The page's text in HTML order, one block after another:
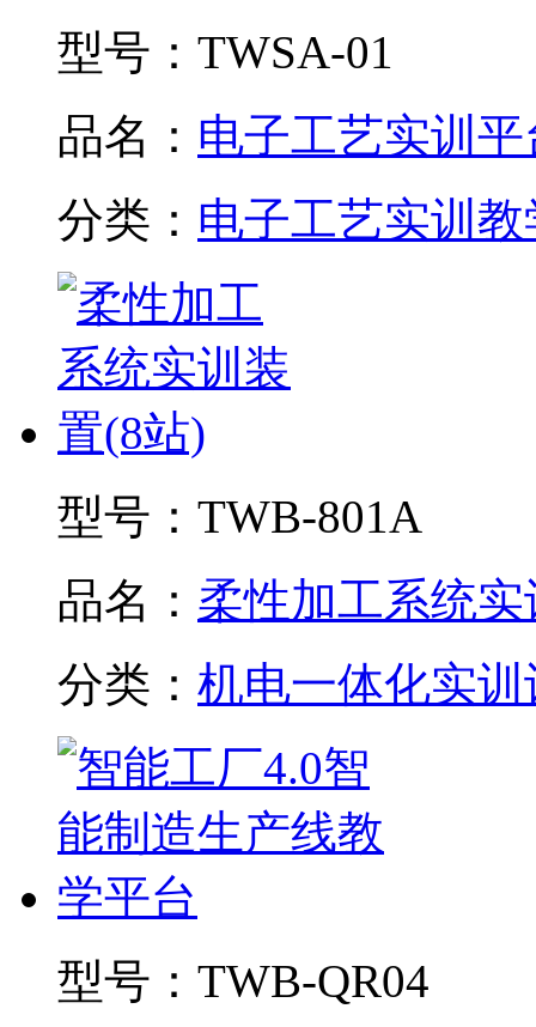
型号： TWSA-01
品名： 电子工艺实训平
分类： 电子工艺实训
型号： TWB-801A
品名： 柔性加工系统实
分类： 机电一体化实训
型号： TWB-QR04